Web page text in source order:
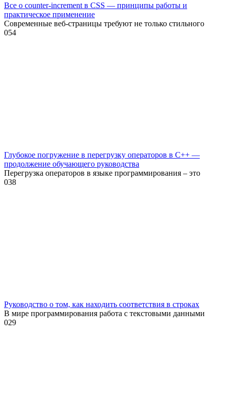
Все о counter-increment в CSS — принципы работы и
практическое применение
Современные веб-страницы требуют не только стильного
054
Глубокое погружение в перегрузку операторов в C++ —
продолжение обучающего руководства
Перегрузка операторов в языке программирования – это
038
Руководство о том, как находить соответствия в строках
В мире программирования работа с текстовыми данными
029